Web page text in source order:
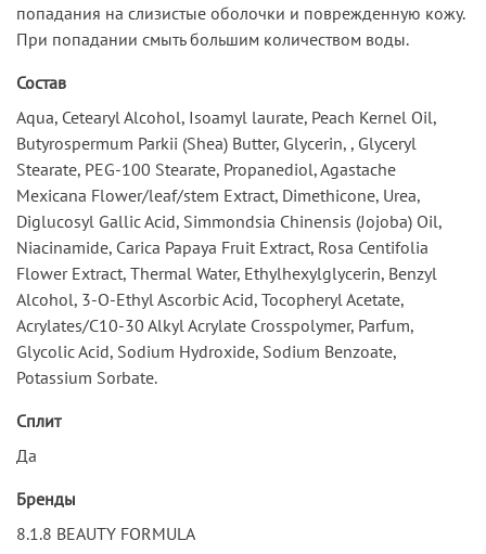
попадания на слизистые оболочки и поврежденную кожу.
При попадании смыть большим количеством воды.
Состав
Aqua, Cetearyl Alcohol, Isoamyl laurate, Peach Kernel Oil,
Butyrospermum Parkii (Shea) Butter, Glycerin, , Glyceryl
Stearate, PEG-100 Stearate, Propanediol, Agastache
Mexicana Flower/leaf/stem Extract, Dimethicone, Urea,
Diglucosyl Gallic Acid, Simmоndsia Chinеnsis (Jojoba) Oil,
Niacinamide, Carica Papaya Fruit Extract, Rosa Centifolia
Flower Extract, Thermal Water, Ethylhexylglycerin, Benzyl
Alcohol, 3-O-Ethyl Ascorbic Acid, Tocopheryl Acetate,
Acrylates/C10-30 Alkyl Acrylate Crosspolymer, Parfum,
Glycolic Acid, Sodium Hydroxide, Sodium Benzoate,
Potassium Sorbate.
Сплит
Да
Бренды
8.1.8 BEAUTY FORMULA